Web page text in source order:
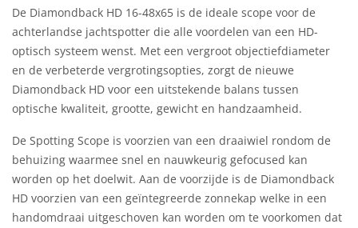
De Diamondback HD 16-48x65 is de ideale scope voor de
achterlandse jachtspotter die alle voordelen van een HD-
optisch systeem wenst. Met een vergroot objectiefdiameter
en de verbeterde vergrotingsopties, zorgt de nieuwe
Diamondback HD voor een uitstekende balans tussen
optische kwaliteit, grootte, gewicht en handzaamheid.
De Spotting Scope is voorzien van een draaiwiel rondom de
behuizing waarmee snel en nauwkeurig gefocused kan
worden op het doelwit. Aan de voorzijde is de Diamondback
HD voorzien van een geïntegreerde zonnekap welke in een
handomdraai uitgeschoven kan worden om te voorkomen dat